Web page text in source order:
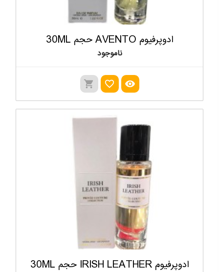
ادوپرفیوم AVENTO حجم 30ML
ناموجود
visibility
favorite_outline
shopping_cart
ادوپرفیوم IRISH LEATHER حجم 30ML